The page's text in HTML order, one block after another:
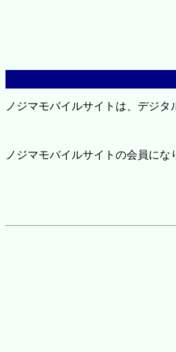
ノジマモバイルサイトは、デジ
ノジマモバイルサイトの会員に